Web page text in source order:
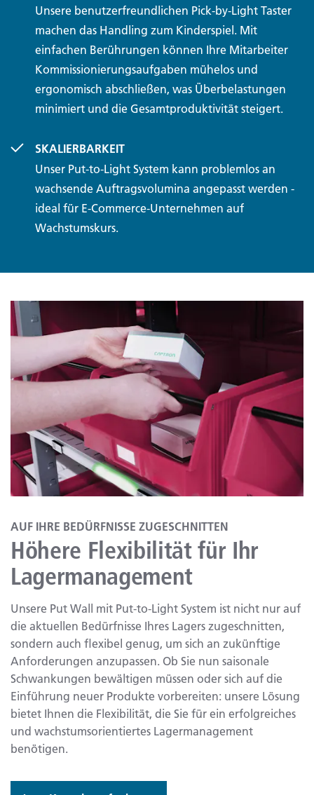
Unsere benutzerfreundlichen Pick-by-Light Taster
machen das Handling zum Kinderspiel. Mit
einfachen Berührungen können Ihre Mitarbeiter
Kommissionierungsaufgaben mühelos und
ergonomisch abschließen, was Überbelastungen
minimiert und die Gesamtproduktivität steigert.
SKALIERBARKEIT
Unser Put-to-Light System kann problemlos an
wachsende Auftragsvolumina angepasst werden -
ideal für E-Commerce-Unternehmen auf
Wachstumskurs.
AUF IHRE BEDÜRFNISSE ZUGESCHNITTEN
Höhere Flexibilität für Ihr
Lagermanagement
Unsere Put Wall mit Put-to-Light System ist nicht nur auf
die aktuellen Bedürfnisse Ihres Lagers zugeschnitten,
sondern auch flexibel genug, um sich an zukünftige
Anforderungen anzupassen. Ob Sie nun saisonale
Schwankungen bewältigen müssen oder sich auf die
Einführung neuer Produkte vorbereiten: unsere Lösung
bietet Ihnen die Flexibilität, die Sie für ein erfolgreiches
und wachstumsorientiertes Lagermanagement
benötigen.